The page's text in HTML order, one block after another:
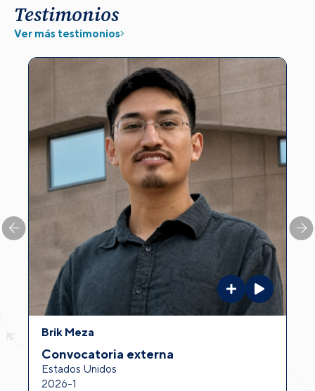
Testimonios
Ver más testimonios
Brik Meza
Convocatoria externa
Estados Unidos
2026-1